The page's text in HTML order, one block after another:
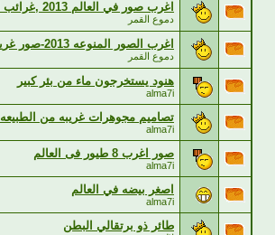
اغرب صور في العالم 2013 ,غرائب الصور في العالم 2013 ,صور غريبة 2014
دموع القمر
اغرب الصور المنوعه 2013-صور غريبه جدا 2013- غرائب الصور 2013
دموع القمر
هنود يستخرجون ماء من بئر كبير
alma7i
تصاميم مجوهرات غريبه من الطبيعه
alma7i
صور اغرب 8 طيور فى العالم
alma7i
اصغر بيضه في العالم
alma7i
طائر ذو برتقالي البطن